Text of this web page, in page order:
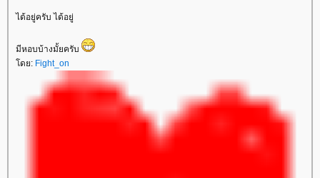
ได้อยู่ครับ ได้อยู่
มีหอบบ้างมั้ยครับ
ดย: Fight_on